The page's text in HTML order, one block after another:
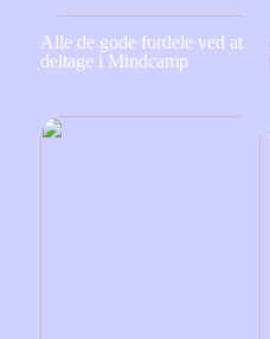
Alle de gode fordele ved at
deltage i Mindcamp